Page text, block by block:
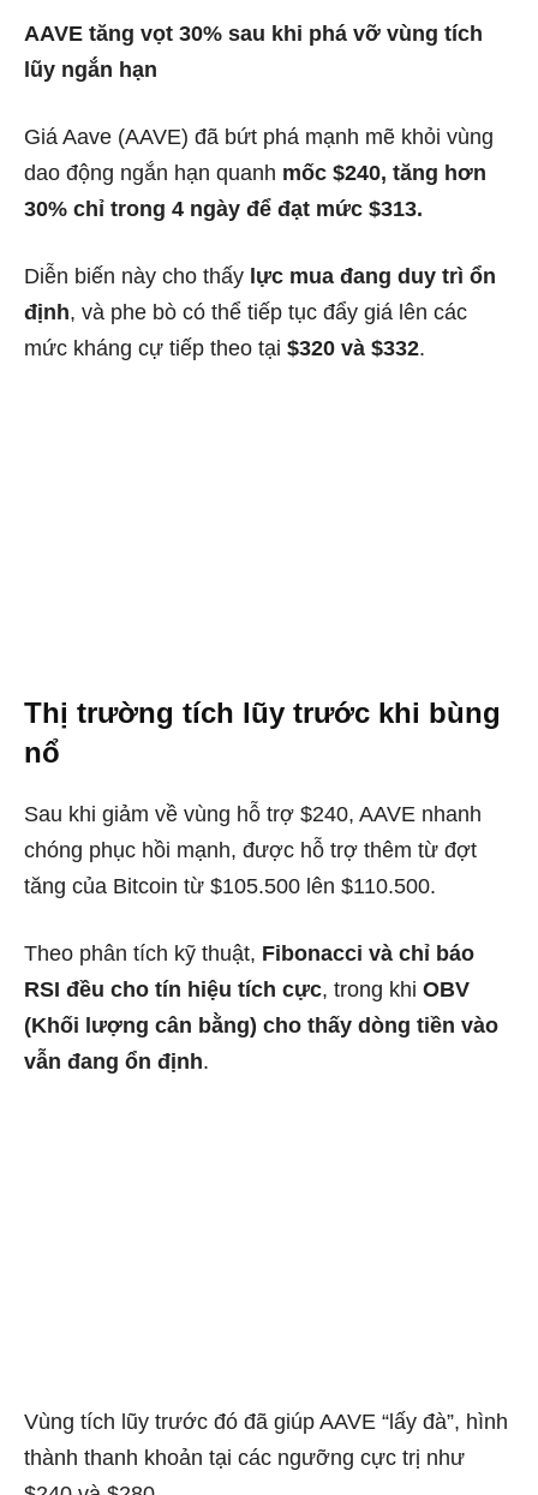
AAVE tăng vọt 30% sau khi phá vỡ vùng tích
lũy ngắn hạn
Giá Aave (AAVE) đã bứt phá mạnh mẽ khỏi vùng
dao động ngắn hạn quanh mốc $240, tăng hơn
30% chỉ trong 4 ngày để đạt mức $313.
Diễn biến này cho thấy lực mua đang duy trì ổn
định, và phe bò có thể tiếp tục đẩy giá lên các
mức kháng cự tiếp theo tại $320 và $332.
Thị trường tích lũy trước khi bùng
nổ
Sau khi giảm về vùng hỗ trợ $240, AAVE nhanh
chóng phục hồi mạnh, được hỗ trợ thêm từ đợt
tăng của Bitcoin từ $105.500 lên $110.500.
Theo phân tích kỹ thuật, Fibonacci và chỉ báo
RSI đều cho tín hiệu tích cực, trong khi OBV
(Khối lượng cân bằng) cho thấy dòng tiền vào
vẫn đang ổn định.
Vùng tích lũy trước đó đã giúp AAVE “lấy đà”, hình
thành thanh khoản tại các ngưỡng cực trị như